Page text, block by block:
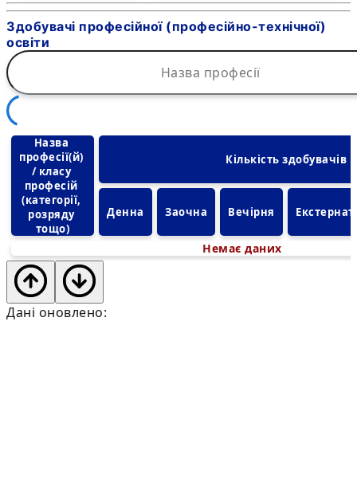
Здобувачі професійної (професійно-технічної)
освіти
Назва
професії(й)
/ класу
професій
(категорії,
розряду
тощо)
Кількість здобувачів
Денна Заочна Вечірня
Немає даних
Дані оновлено: